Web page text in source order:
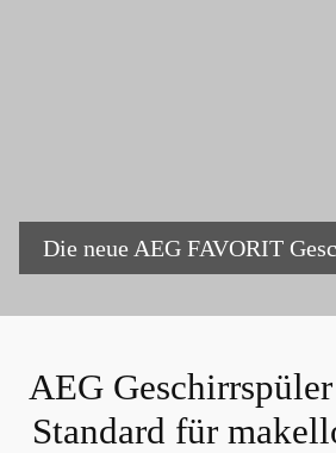
Die neue AEG FAVORIT
AEG
Standard für